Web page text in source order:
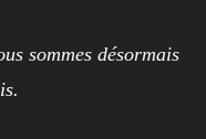
sommes désormais